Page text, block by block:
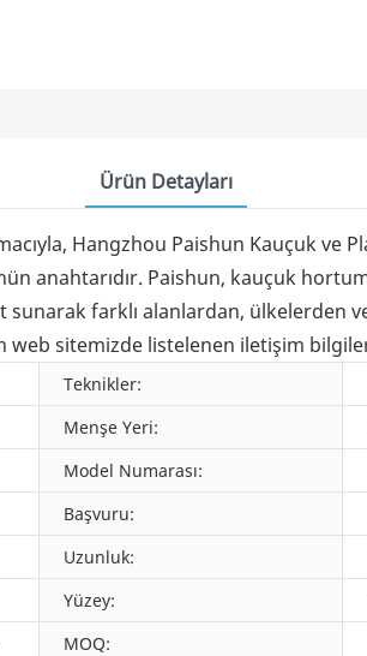
Ürün Detayları
Hangzhou Paishun Kauçuk
anahtarıdır. Paishun, kauçuk
sunarak farklı alanlardan,
sitemizde listelenen iletişim
Teknikler:
Menşe Yeri:
Model Numarası:
Başvuru:
Uzunluk:
Yüzey:
MOQ: